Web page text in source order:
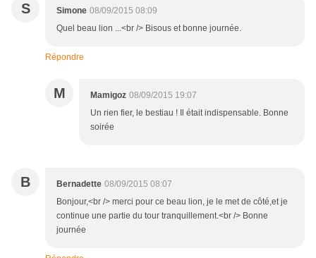
S Simone 08/09/2015 08:09
Quel beau lion ...<br /> Bisous et bonne journée.
Répondre
M Mamigoz 08/09/2015 19:07
Un rien fier, le bestiau ! Il était indispensable. Bonne
soirée
B Bernadette 08/09/2015 08:07
Bonjour,<br /> merci pour ce beau lion, je le met de côté,et je
continue une partie du tour tranquillement.<br /> Bonne
journée